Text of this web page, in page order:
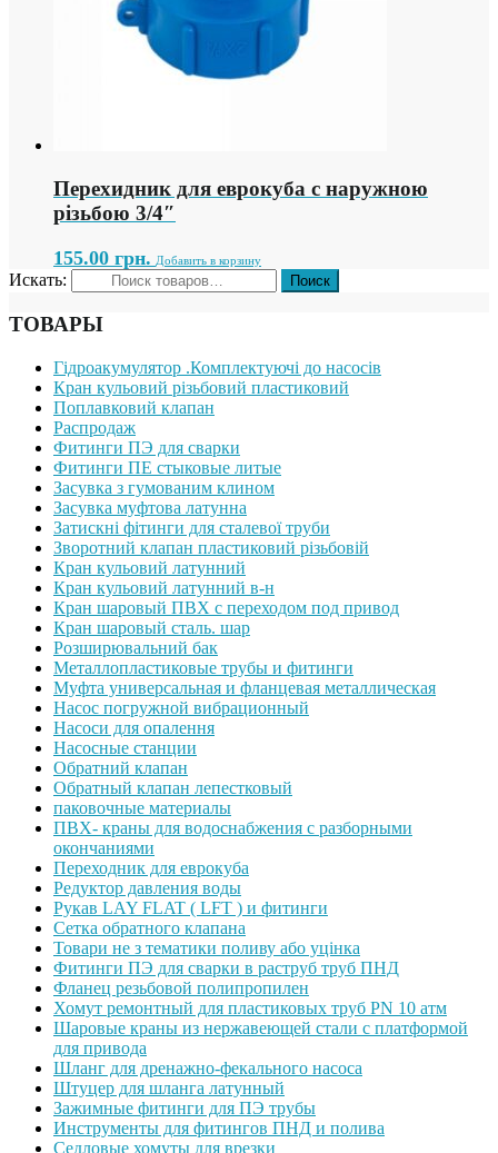
Перехидник для еврокуба с наружною
різьбою 3/4″
155.00 грн. Добавить в корзину
Искать:
ТОВАРЫ
Гідроакумулятор .Комплектуючі до насосів
Кран кульовий різьбовий пластиковий
Поплавковий клапан
Распродаж
Фитинги ПЭ для сварки
Фитинги ПЕ стыковые литые
Засувка з гумованим клином
Засувка муфтова латунна
Затискні фітинги для сталевої труби
Зворотний клапан пластиковий різьбовій
Кран кульовий латунний
Кран кульовий латунний в-н
Кран шаровый ПВХ с переходом под привод
Кран шаровый сталь. шар
Розширювальний бак
Металлопластиковые трубы и фитинги
Муфта универсальная и фланцевая металлическая
Насос погружной вибрационный
Насоси для опалення
Насосные станции
Обратний клапан
Обратный клапан лепестковый
паковочные материалы
ПВХ- краны для водоснабжения с разборными
окончаниями
Переходник для еврокуба
Редуктор давления воды
Рукав LAY FLAT ( LFT ) и фитинги
Сетка обратного клапана
Товари не з тематики поливу або уцінка
Фитинги ПЭ для сварки в раструб труб ПНД
Фланец резьбовой полипропилен
Хомут ремонтный для пластиковых труб PN 10 атм
Шаровые краны из нержавеющей стали с платформой
для привода
Шланг для дренажно-фекального насоса
Штуцер для шланга латунный
Зажимные фитинги для ПЭ трубы
Инструменты для фитингов ПНД и полива
Седловые хомуты для врезки